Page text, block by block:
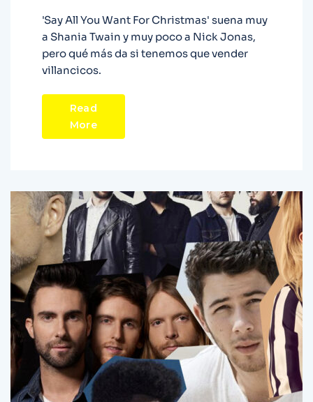
'Say All You Want For Christmas' suena muy
a Shania Twain y muy poco a Nick Jonas,
pero qué más da si tenemos que vender
villancicos.
Read
More